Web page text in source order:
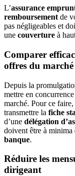
L’assurance
remboursement de
pas négligeables et
une couverture à
Comparer
offres du marché
Depuis la
mettre en
marché. Pour ce
transmettre la fiche
d’une délégation
doivent être à minima
banque.
Réduire les
dirigeant